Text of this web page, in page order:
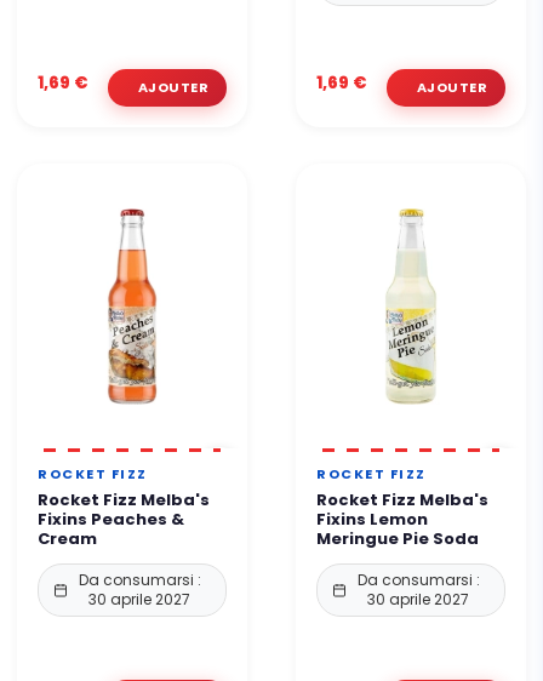
1,69 € 1,69 €
ROCKET FIZZ
Rocket Fizz Melba's
Fixins Peaches &
Cream
Da consumarsi :
30 aprile 2027
ROCKET FIZZ
Rocket Fizz Melba's
Fixins Lemon
Meringue Pie Soda
Da consumarsi :
30 aprile 2027